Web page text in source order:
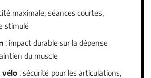
maximale, séances courtes,
stimulé
: impact durable sur la dépense
du muscle
vélo : sécurité pour les articulations,